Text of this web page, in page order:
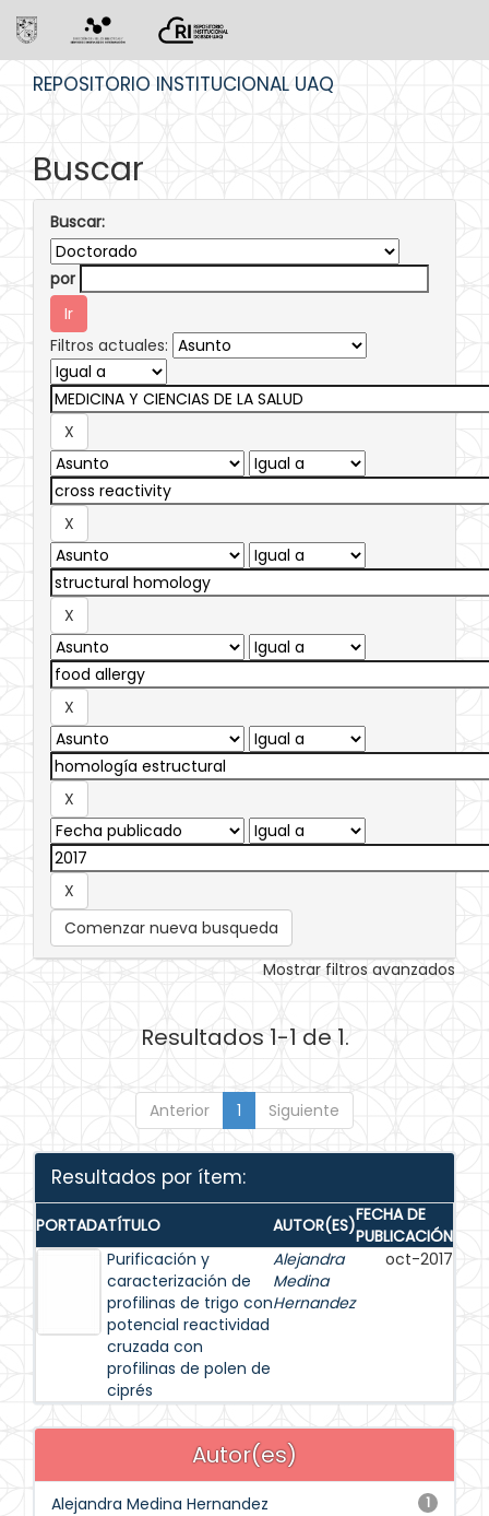
REPOSITORIO INSTITUCIONAL UAQ
Buscar
Buscar:
por
Filtros actuales:
Comenzar nueva busqueda
Mostrar filtros avanzados
Resultados 1-1 de 1.
Anterior 1 Siguiente
Resultados por ítem:
PORTADATÍTULO AUTOR(ES)FECHA DE
PUBLICACIÓN
Purificación y
caracterización de
profilinas de trigo con
potencial reactividad
cruzada con
profilinas de polen de
ciprés
Alejandra
Medina
Hernandez
oct-2017
Autor(es)
1
Alejandra Medina Hernandez